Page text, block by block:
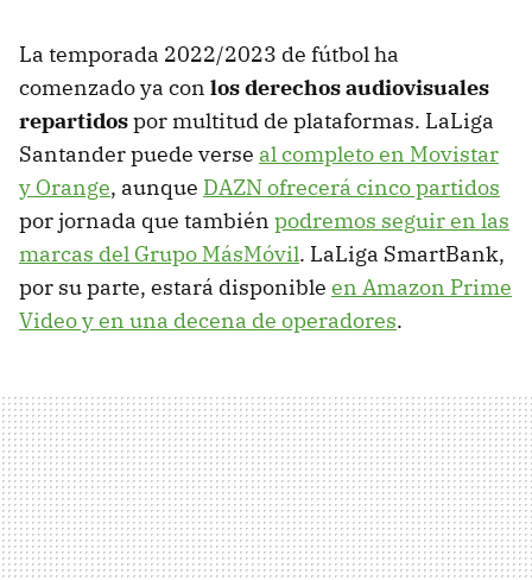
La temporada 2022/2023 de fútbol ha
comenzado ya con los derechos audiovisuales
repartidospor multitud de plataformas. LaLiga
Santander puede verse al completo en Movistar
y Orange, aunque DAZN ofrecerá cinco partidos
por jornada que también podremos seguir en las
marcas del Grupo MásMóvil. LaLiga SmartBank,
por su parte, estará disponible en Amazon Prime
Video y en una decena de operadores.